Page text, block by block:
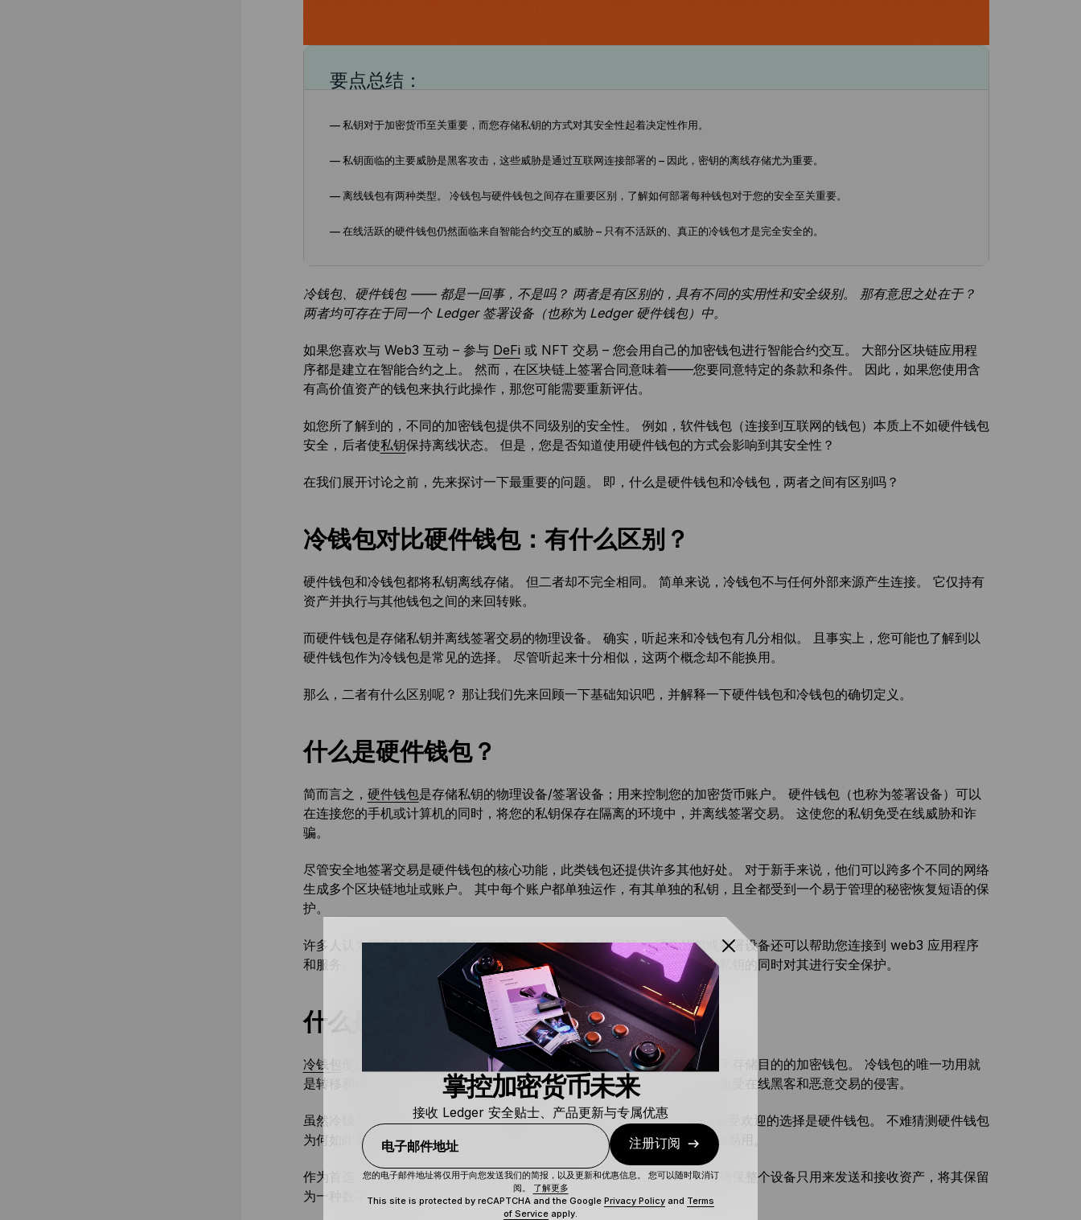
要点总结：
— 私钥对于加密货币至关重要，而您存储私钥的方式对其安全性起着决定性作用。
— 私钥面临的主要威胁是黑客攻击，这些威胁是通过互联网连接部署的 – 因此，密钥的离线存储尤为重要。
— 离线钱包有两种类型。 冷钱包与硬件钱包之间存在重要区别，了解如何部署每种钱包对于您的安全至关重要。
— 在线活跃的硬件钱包仍然面临来自智能合约交互的威胁 – 只有不活跃的、真正的冷钱包才是完全安全的。
冷钱包、硬件钱包 —— 都是一回事，不是吗？ 两者是有区别的，具有不同的实用性和安全级别。 那有意思之处在于？
两者均可存在于同一个 Ledger 签署设备（也称为 Ledger 硬件钱包）中。
如果您喜欢与 Web3 互动 – 参与 DeFi 或 NFT 交易 – 您会用自己的加密钱包进行智能合约交互。 大部分区块链应用程
序都是建立在智能合约之上。 然而，在区块链上签署合同意味着——您要同意特定的条款和条件。 因此，如果您使用含
有高价值资产的钱包来执行此操作，那您可能需要重新评估。
如您所了解到的，不同的加密钱包提供不同级别的安全性。 例如，软件钱包（连接到互联网的钱包）本质上不如硬件钱包
安全，后者使私钥保持离线状态。 但是，您是否知道使用硬件钱包的方式会影响到其安全性？
在我们展开讨论之前，先来探讨一下最重要的问题。 即，什么是硬件钱包和冷钱包，两者之间有区别吗？
冷钱包对比硬件钱包：有什么区别？
硬件钱包和冷钱包都将私钥离线存储。 但二者却不完全相同。 简单来说，冷钱包不与任何外部来源产生连接。 它仅持有
资产并执行与其他钱包之间的来回转账。
而硬件钱包是存储私钥并离线签署交易的物理设备。 确实，听起来和冷钱包有几分相似。 且事实上，您可能也了解到以
硬件钱包作为冷钱包是常见的选择。 尽管听起来十分相似，这两个概念却不能换用。
那么，二者有什么区别呢？ 那让我们先来回顾一下基础知识吧，并解释一下硬件钱包和冷钱包的确切定义。
什么是硬件钱包？
简而言之， 硬件钱包是存储私钥的物理设备/签署设备；用来控制您的加密货币账户。 硬件钱包（也称为签署设备）可以
在连接您的手机或计算机的同时，将您的私钥保存在隔离的环境中，并离线签署交易。 这使您的私钥免受在线威胁和诈
骗。
尽管安全地签署交易是硬件钱包的核心功能，此类钱包还提供许多其他好处。 对于新手来说，他们可以跨多个不同的网络
生成多个区块链地址或账户。 其中每个账户都单独运作，有其单独的私钥，且全都受到一个易于管理的秘密恢复短语的保
护。
许多人认为硬件钱包纯粹是为了存储，这是一个常见的误解。 硬件钱包或签署设备还可以帮助您连接到 web3 应用程序
和服务。 简单来说，硬件钱包是一种多功能的实体设备，让您在自行保管私钥的同时对其进行安全保护。
什么是冷钱包？
冷钱包
使您的私钥保持离线状态，且从不与智能合约交互。 它是一种仅用于存储目的的加密钱包。 冷钱包的唯一功用就
是转移和接收资产。 由于它不与任何潜在的恶意行为交互，因此可使账户免受在线黑客和恶意交易的侵害。
虽然冷钱包有多种形状和大小，例如纸钱包、声音钱包等，但冷加密存储最受欢迎的选择是硬件钱包。 不难猜测硬件钱包
为何如此备受推崇：因为即使对于新手来说，硬件钱包也很容易获得且简单易用。
作为首选，您可以轻松地将整个硬件设备用作冷钱包。 要这样做，您需要确保整个设备只用来发送和接收资产，将其保留
为一种数字保管库。
掌控加密货币未来
接收 Ledger 安全贴士、产品更新与专属优惠
电子邮件地址 注册订阅
您的电子邮件地址将仅用于向您发送我们的简报，以及更新和优惠信息。 您可以随时取消订
阅。
了解更多
This site is protected by reCAPTCHA and the Google Privacy Policy and Terms
of Service apply.